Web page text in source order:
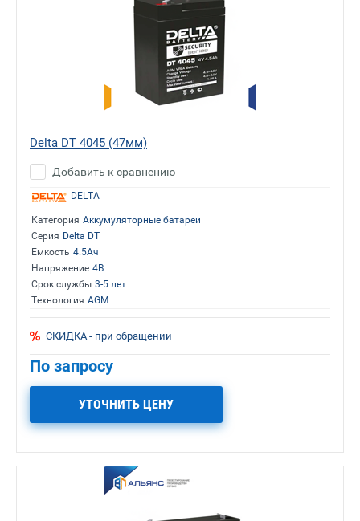
Delta DT 4045 (47мм)
Добавить к сравнению
DELTA
Категория Аккумуляторные батареи
Серия Delta DT
Емкость 4.5Ач
Напряжение 4В
Срок службы 3-5 лет
Технология AGM
СКИДКА - при обращении
По запросу
УТОЧНИТЬ ЦЕНУ